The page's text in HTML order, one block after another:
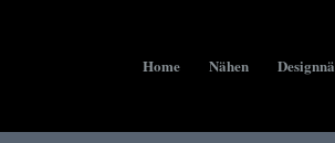
Home Nähen